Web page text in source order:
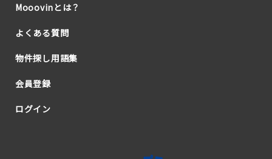
Mooovinとは？
よくある質問
物件探し用語集
会員登録
ログイン